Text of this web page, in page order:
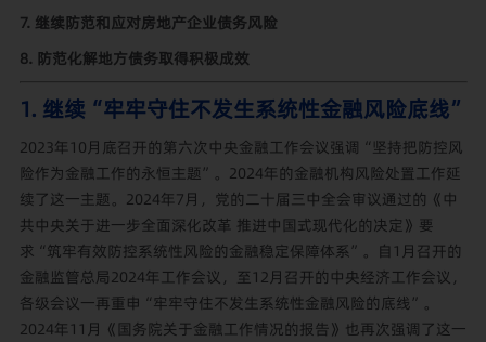
7. 继续防范和应对房地产企业债务风险
8. 防范化解地方债务取得积极成效
1. 继续“牢牢守住不发生系统性金融风险底线”
2023年10月底召开的第六次中央金融工作会议强调“坚持把防控风
险作为金融工作的永恒主题”。2024年的金融机构风险处置工作延
续了这一主题。2024年7月，党的二十届三中全会审议通过的《中
共中央关于进一步全面深化改革 推进中国式现代化的决定》要
求“筑牢有效防控系统性风险的金融稳定保障体系”。自1月召开的
金融监管总局2024年工作会议，至12月召开的中央经济工作会议，
各级会议一再重申“牢牢守住不发生系统性金融风险的底线”。
2024年11月《国务院关于金融工作情况的报告》也再次强调了这一